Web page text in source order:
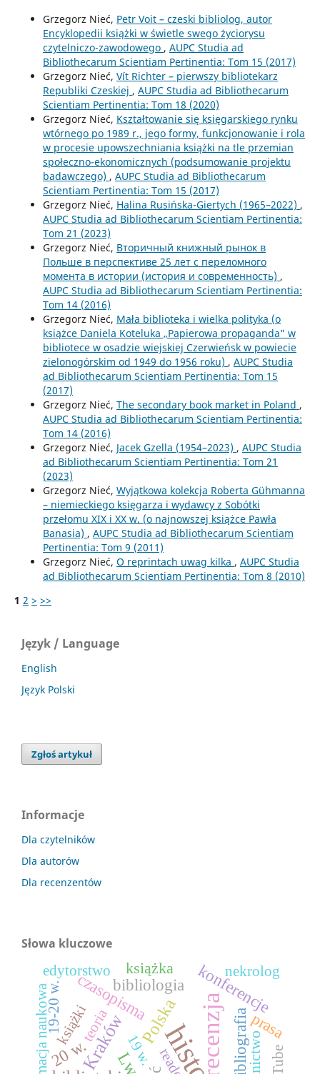
Grzegorz Nieć, Petr Voit – czeski bibliolog, autor
Encyklopedii książki w świetle swego życiorysu
czytelniczo-zawodowego , AUPC Studia ad
Bibliothecarum Scientiam Pertinentia: Tom 15 (2017)
Grzegorz Nieć, Vít Richter – pierwszy bibliotekarz
Republiki Czeskiej , AUPC Studia ad Bibliothecarum
Scientiam Pertinentia: Tom 18 (2020)
Grzegorz Nieć, Kształtowanie się księgarskiego rynku
wtórnego po 1989 r., jego formy, funkcjonowanie i rola
w procesie upowszechniania książki na tle przemian
społeczno-ekonomicznych (podsumowanie projektu
badawczego) , AUPC Studia ad Bibliothecarum
Scientiam Pertinentia: Tom 15 (2017)
Grzegorz Nieć, Halina Rusińska-Giertych (1965–2022) ,
AUPC Studia ad Bibliothecarum Scientiam Pertinentia:
Tom 21 (2023)
Grzegorz Nieć, Вторичный книжный рынок в
Польше в перспективе 25 лет с переломного
момента в истории (история и современность) ,
AUPC Studia ad Bibliothecarum Scientiam Pertinentia:
Tom 14 (2016)
Grzegorz Nieć, Mała biblioteka i wielka polityka (o
książce Daniela Koteluka „Papierowa propaganda” w
bibliotece w osadzie wiejskiej Czerwieńsk w powiecie
zielonogórskim od 1949 do 1956 roku) , AUPC Studia
ad Bibliothecarum Scientiam Pertinentia: Tom 15
(2017)
Grzegorz Nieć, The secondary book market in Poland ,
AUPC Studia ad Bibliothecarum Scientiam Pertinentia:
Tom 14 (2016)
Grzegorz Nieć, Jacek Gzella (1954–2023) , AUPC Studia
ad Bibliothecarum Scientiam Pertinentia: Tom 21
(2023)
Grzegorz Nieć, Wyjątkowa kolekcja Roberta Gühmanna
– niemieckiego księgarza i wydawcy z Sobótki
przełomu XIX i XX w. (o najnowszej książce Pawła
Banasia) , AUPC Studia ad Bibliothecarum Scientiam
Pertinentia: Tom 9 (2011)
Grzegorz Nieć, O reprintach uwag kilka , AUPC Studia
ad Bibliothecarum Scientiam Pertinentia: Tom 8 (2010)
1 2 > >>
Język / Language
English
Język Polski
Zgłoś artykuł
Informacje
Dla czytelników
Dla autorów
Dla recenzentów
Słowa kluczowe
recenzja
Kraków Polska
konferencje
czasopisma
bibliografia
bibliologia
20 w.
książka
prasa
informacja naukowaksiążki
nekrolog
teoria
edytorstwo
19 w.
19-20 w.